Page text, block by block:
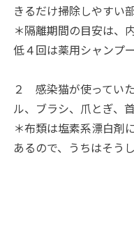
きるだけ掃除しやすい
＊隔離期間の目安は、
低４回は薬用シャンプ
２ 感染猫が使ってい
ル、ブラシ、爪とぎ、
＊布類は塩素系漂白剤
あるので、うちはそうし